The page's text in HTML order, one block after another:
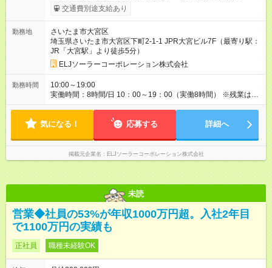
ます。 みなし残業代 33,750円 ～ 40,500円／月 みなし残業時
間 23.06時間／月 各種手当、賞与がプラスされます。 ◎経験・
す！／ インセンティブを合わせて、月収30～40万円を安定して
の実現が可能です。中には月収100万円を超える方も。月あたり
何万円分の案件を獲得したかという観点で評価します。頑張っ
たらその分だけしっかり評価する！頑張り損がないところも大
きな魅力です♪ 【本当に頑張った分評価されるの？ 】 あなたの
工 夫や努力 、そしてお客様からの信頼の証であるアポイント
は、毎月 の報奨金 としてダイレクトに給与に反映されます。 未
円を手 にした先輩がいるのは、この正当な評価制度があるから
で す。 さらに、試用 期間中（ 2 ヶ月 間） はしっかり研修に集
中できるよう「一 律月 給3 0 万円」支 給しますので、安心 して
未経験からスタ ートできます♪ 【試用期間】試用期間あり 試用
期間の長さ：2ヶ月 ※ 雇用形態と給与に、本採用時と異なる部分
があります。 雇用形態：中途採用（契約社員） 給与：月
月 みなし残業時間 23.06時間／月
交通費別途支給あり
勤務地
さいたま市大宮区
埼玉県さいたま市大宮区下町2-1-1 JPR大宮ビル7F（最寄り駅：
JR「大宮駅」より徒歩5分）
ELJソーラーコーポレーション株式会社
勤務時間
10:00～19:00
実働時間：8時間/日 10：00～19：00（実働8時間） ※残業は月
5時間以下です。分業制にすることで、業務負担が偏らないよう
気になる！ 応募する 詳細へ
掲載元企業名 ELJソーラーコーポレーション株式会社
未読
営業◆社員の53%が年収1000万円超。入社2年目
で1100万円の実績も
正社員 職種未経験OK